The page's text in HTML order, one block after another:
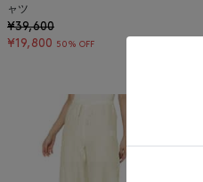
ャツ
¥39,600
¥19,800 50% OFF